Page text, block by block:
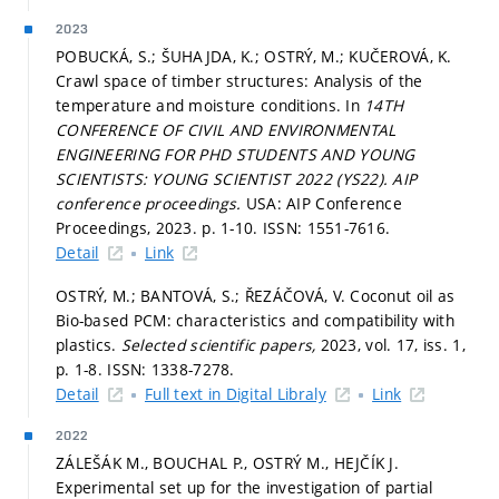
2023
POBUCKÁ, S.; ŠUHAJDA, K.; OSTRÝ, M.; KUČEROVÁ, K.
Crawl space of timber structures: Analysis of the
temperature and moisture conditions. In 14TH
CONFERENCE OF CIVIL AND ENVIRONMENTAL
ENGINEERING FOR PHD STUDENTS AND YOUNG
SCIENTISTS: YOUNG SCIENTIST 2022 (YS22).AIP
conference proceedings. USA: AIP Conference
Proceedings, 2023. p. 1-10. ISSN: 1551-7616.
Detail
Link
OSTRÝ, M.; BANTOVÁ, S.; ŘEZÁČOVÁ, V. Coconut oil as
Bio-based PCM: characteristics and compatibility with
plastics. Selected scientific papers, 2023, vol. 17, iss. 1,
p. 1-8. ISSN: 1338-7278.
Detail
Full text in Digital Libraly Link
2022
ZÁLEŠÁK M., BOUCHAL P., OSTRÝ M., HEJČÍK J.
Experimental set up for the investigation of partial